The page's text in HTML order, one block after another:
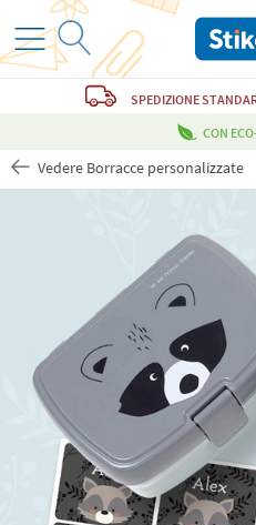
SPEDIZIONE
CON
Vedere Borracce personalizzate